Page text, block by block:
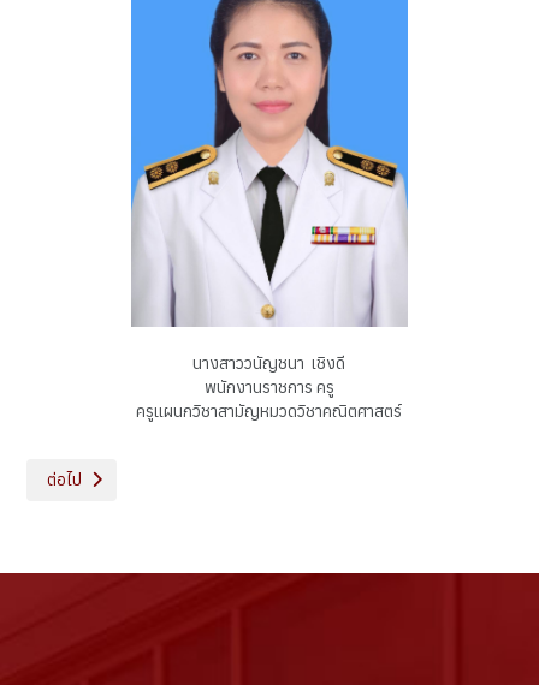
นางสาววนัญชนา เชิงดี
พนักงานราชการ ครู
ครูแผนกวิชาสามัญหมวดวิชาคณิตศาสตร์
เนื้อหาถัดไป: แผนกช่างไฟฟ้ากำลัง
ต่อไป